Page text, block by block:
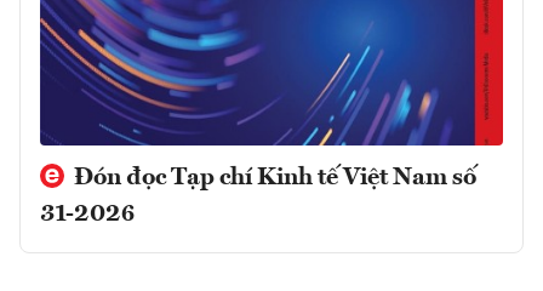
Đón đọc Tạp chí Kinh tế Việt Nam số
31-2026